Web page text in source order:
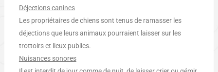
Déjections canines
Les propriétaires de chiens sont tenus de ramasser les
déjections que leurs animaux pourraient laisser sur les
trottoirs et lieux publics.
Nuisances sonores